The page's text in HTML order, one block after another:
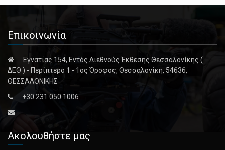
European Leaders Meet to Discuss Ukrai ...
diplomacy expecte [...]
February 17, 2025
The Land Ukraine Could Be Forced to Gi ...
February 17, 2025
Rubio Meets Saudi Crown Prince for Tal ...
Επικοινωνία
Εγνατίας 154, Εντός Διεθνούς Έκθεσης Θεσσαλονίκης (
ΔΕΘ ) - Περίπτερο 1 - 1ος Όροφος, Θεσσαλονίκη, 54636,
ΘΕΣΣΑΛΟΝΙΚΗΣ
+30 231 050 1006
Ακολουθήστε μας